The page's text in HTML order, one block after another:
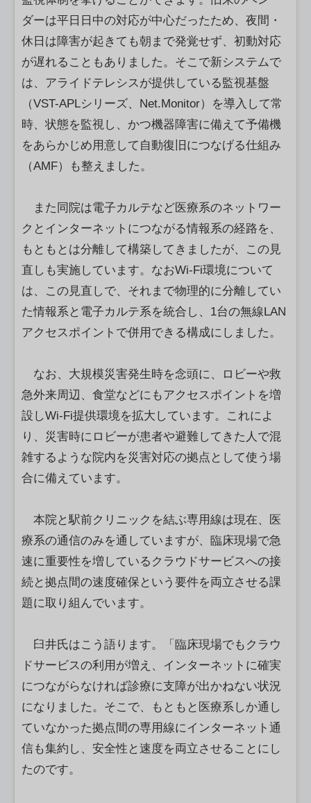
ダーは平日日中の対応が中心だったため、夜間・
休日は障害が起きても朝まで発覚せず、初動対応
が遅れることもありました。そこで新システムで
は、アライドテレシスが提供している監視基盤
（VST-APLシリーズ、Net.Monitor）を導入して常
時、状態を監視し、かつ機器障害に備えて予備機
をあらかじめ用意して自動復旧につなげる仕組み
（AMF）も整えました。
また同院は電子カルテなど医療系のネットワー
クとインターネットにつながる情報系の経路を、
もともとは分離して構築してきましたが、この見
直しも実施しています。なおWi-Fi環境について
は、この見直しで、それまで物理的に分離してい
た情報系と電子カルテ系を統合し、1台の無線LAN
アクセスポイントで併用できる構成にしました。
なお、大規模災害発生時を念頭に、ロビーや救
急外来周辺、食堂などにもアクセスポイントを増
設しWi-Fi提供環境を拡大しています。これによ
り、災害時にロビーが患者や避難してきた人で混
雑するような院内を災害対応の拠点として使う場
合に備えています。
本院と駅前クリニックを結ぶ専用線は現在、医
療系の通信のみを通していますが、臨床現場で急
速に重要性を増しているクラウドサービスへの接
続と拠点間の速度確保という要件を両立させる課
題に取り組んでいます。
臼井氏はこう語ります。「臨床現場でもクラウ
ドサービスの利用が増え、インターネットに確実
につながらなければ診療に支障が出かねない状況
になりました。そこで、もともと医療系しか通し
ていなかった拠点間の専用線にインターネット通
信も集約し、安全性と速度を両立させることにし
たのです。